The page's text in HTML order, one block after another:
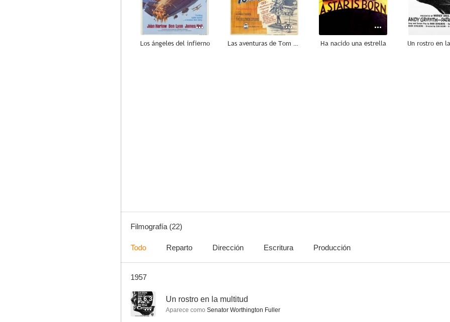
Los ángeles del infierno Las aventuras de Tom Sawyer Ha nacido una estrella Un rostro en
Filmografía (22)
Todo Reparto Dirección Escritura Producción
1957
6.3 Un rostro en la multitud
Aparece como Senator Worthington Fuller